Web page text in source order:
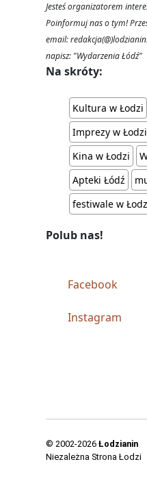
Jesteś organizatorem
Poinformuj nas o tym!
email:
napisz: "Wydarzenia Łódź"
Na skróty:
Kultura w Łodzi
Imprezy w Łodzi
Kina w Łodzi
Apteki Łódź
festiwale w
Polub nas!
Facebook
Instagram
© 2002-2026 Łodzianin
Niezależna Strona Łodzi